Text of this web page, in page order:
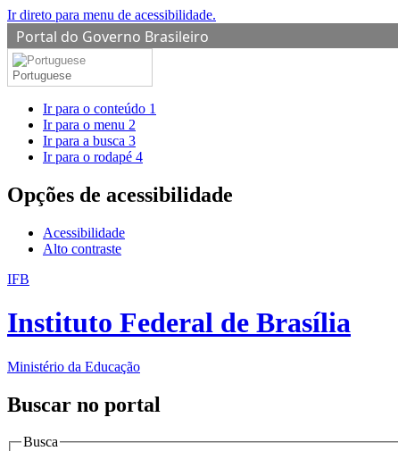
Ir direto para menu de acessibilidade.
Portal do Governo Brasileiro
Portuguese
Ir para o conteúdo 1
Ir para o menu 2
Ir para a busca 3
Ir para o rodapé 4
Opções de acessibilidade
Acessibilidade
Alto contraste
IFB
Instituto Federal de Brasília
Ministério da Educação
Buscar no portal
Busca